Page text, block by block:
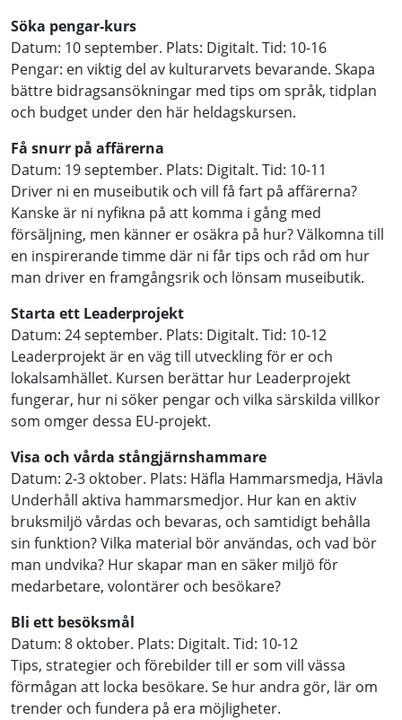
Söka pengar-kurs
Datum: 10 september. Plats: Digitalt. Tid: 10-16
Pengar: en viktig del av kulturarvets bevarande. Skapa
bättre bidragsansökningar med tips om språk, tidplan
och budget under den här heldagskursen.
Få snurr på affärerna
Datum: 19 september. Plats: Digitalt. Tid: 10-11
Driver ni en museibutik och vill få fart på affärerna?
Kanske är ni nyfikna på att komma i gång med
försäljning, men känner er osäkra på hur? Välkomna till
en inspirerande timme där ni får tips och råd om hur
man driver en framgångsrik och lönsam museibutik.
Starta ett Leaderprojekt
Datum: 24 september. Plats: Digitalt. Tid: 10-12
Leaderprojekt är en väg till utveckling för er och
lokalsamhället. Kursen berättar hur Leaderprojekt
fungerar, hur ni söker pengar och vilka särskilda villkor
som omger dessa EU-projekt.
Visa och vårda stångjärnshammare
Datum: 2-3 oktober. Plats: Häfla Hammarsmedja, Hävla
Underhåll aktiva hammarsmedjor. Hur kan en aktiv
bruksmiljö vårdas och bevaras, och samtidigt behålla
sin funktion? Vilka material bör användas, och vad bör
man undvika? Hur skapar man en säker miljö för
medarbetare, volontärer och besökare?
Bli ett besöksmål
Datum: 8 oktober. Plats: Digitalt. Tid: 10-12
Tips, strategier och förebilder till er som vill vässa
förmågan att locka besökare. Se hur andra gör, lär om
trender och fundera på era möjligheter.